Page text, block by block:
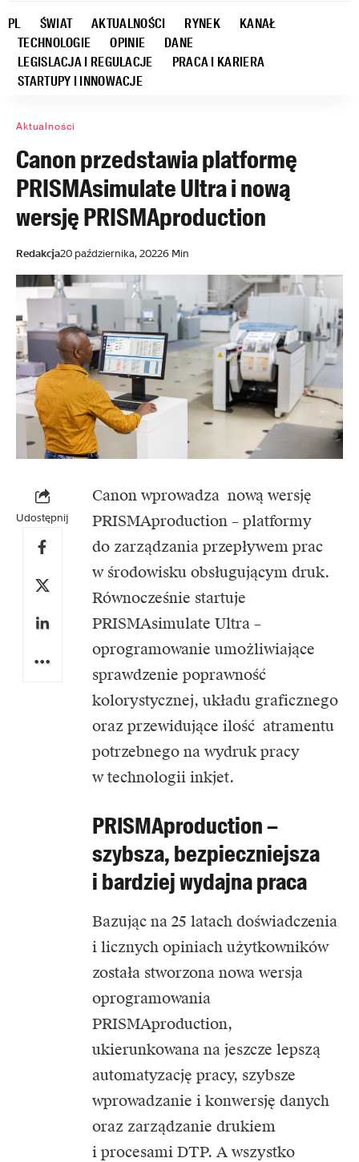
PL ŚWIAT AKTUALNOŚCI RYNEK
KANAŁ
TECHNOLOGIE
OPINIE
DANE
LEGISLACJA I REGULACJE
PRACA I KARIERA
STARTUPY I INNOWACJE
Aktualności
Canon przedstawia platformę
PRISMAsimulate Ultra i nową
wersję PRISMAproduction
Redakcja20 października, 20226 Min
Udostępnij
Canon wprowadza nową wersję
PRISMAproduction – platformy
do zarządzania przepływem prac
w środowisku obsługującym druk.
Równocześnie startuje
PRISMAsimulate Ultra –
oprogramowanie umożliwiające
sprawdzenie poprawność
kolorystycznej, układu graficznego
oraz przewidujące ilość atramentu
potrzebnego na wydruk pracy
w technologii inkjet.
PRISMAproduction –
szybsza, bezpieczniejsza
i bardziej wydajna praca
Bazując na 25 latach doświadczenia
i licznych opiniach użytkowników
została stworzona nowa wersja
oprogramowania
PRISMAproduction,
ukierunkowana na jeszcze lepszą
automatyzację pracy, szybsze
wprowadzanie i konwersję danych
oraz zarządzanie drukiem
i procesami DTP. A wszystko